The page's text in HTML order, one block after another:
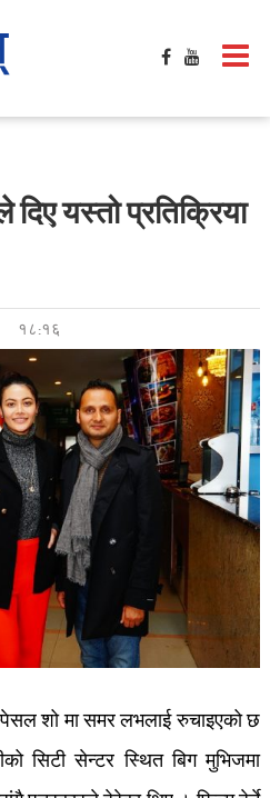
यस्तो प्रतिक्रिया
१८:१६
शो मा समर लभलाई रुचाइएको छ
सिटी सेन्टर स्थित बिग मुभिजमा